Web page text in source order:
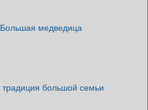
медведица
большой семьи